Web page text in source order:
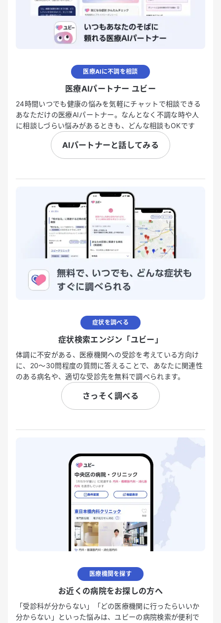
医療AIに不調を相談
医療AIパートナー ユビー
24時間いつでも健康の悩みを気軽にチャットで相談できる
あなただけの医療AIパートナー。なんとなく不調な時や人
に相談しづらい悩みがあるときも、どんな相談もOKです
AIパートナーと話してみる
症状を調べる
症状検索エンジン「ユビー」
体調に不安がある、医療機関への受診を考えている方向け
に、20〜30問程度の質問に答えることで、あなたに関連性
のある病名や、適切な受診先を無料で調べられます。
さっそく調べる
医療機関を探す
お近くの病院をお探しの方へ
「受診科が分からない」「どの医療機関に行ったらいいか
分からない」といった悩みは、ユビーの病院検索が便利で